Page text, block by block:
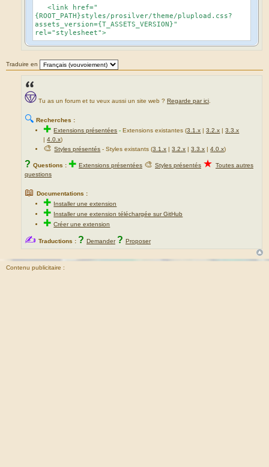
<link href="
{ROOT_PATH}styles/prosilver/theme/plupload.css?
assets_version={T_ASSETS_VERSION}"
rel="stylesheet">
Traduire en
Tu as un forum et tu veux aussi un site web ? Regarde par ici
🔍 Recherches :
✚Extensions présentées -Extensions existantes (3.1.x |3.2.x |3.3.x
|4.0.x)
🎨Styles présentés - Styles existants (3.1.x |3.2.x |3.3.x |4.0.x)
? Questions : ✚ Extensions présentées 🎨 Styles présentés ★ Toutes autres
questions
📖 Documentations :
✚ Installer une extension
✚ Installer une extension téléchargée sur GitHub
✚Créer une extension
✍ Traductions : ? Demander ? Proposer
Contenu publicitaire :